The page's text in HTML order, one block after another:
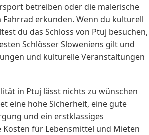
betreiben oder die malerische
erkunden. Wenn du kulturell
du das Schloss von Ptuj besuchen,
Schlösser Sloweniens gilt und
und kulturelle Veranstaltungen
in Ptuj lässt nichts zu wünschen
eine hohe Sicherheit, eine gute
und ein erstklassiges
Kosten für Lebensmittel und Mieten